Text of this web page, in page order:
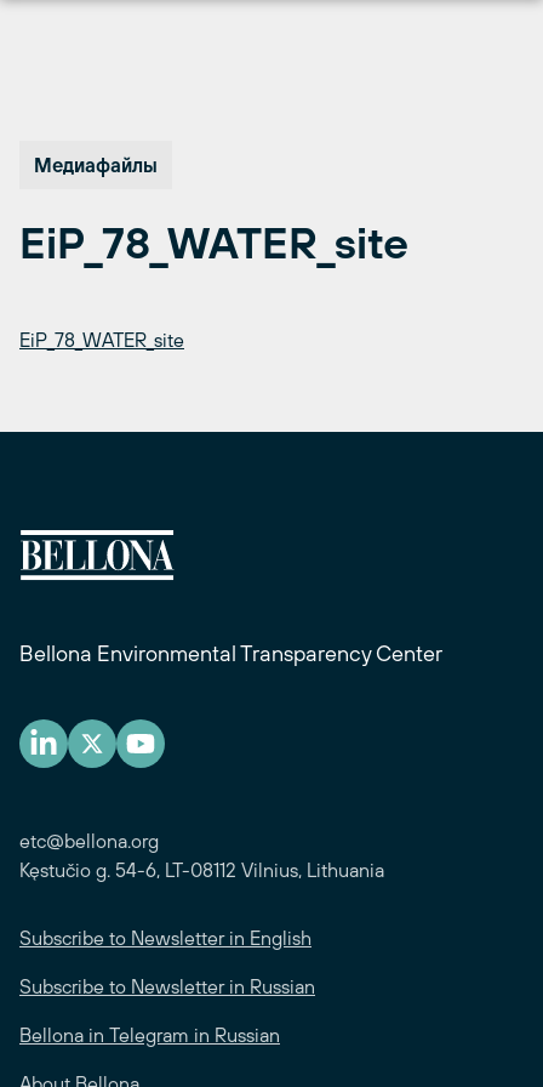
Медиафайлы
EiP_78_WATER_site
EiP_78_WATER_site
Bellona Environmental Transparency Center
etc@bellona.org
Kęstučio g. 54-6, LT-08112 Vilnius, Lithuania
Subscribe to Newsletter in English
Subscribe to Newsletter in Russian
Bellona in Telegram in Russian